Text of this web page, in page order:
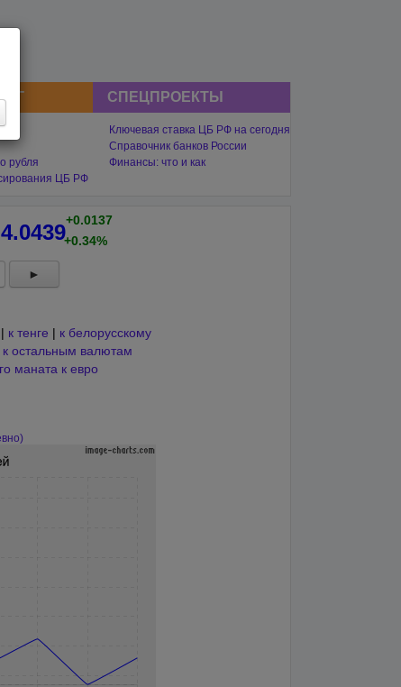
рубля
ЦБ РФ
СПЕЦПРОЕКТЫ
Ключевая ставка ЦБ РФ на сегодня
Справочник банков России
Финансы: что и как
4.0439+0.0137
+0.34%
►
| к тенге | к белорусскому
к остальным валютам
маната к евро